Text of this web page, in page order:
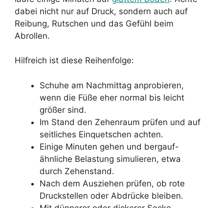
dabei nicht nur auf Druck, sondern auch auf
Reibung, Rutschen und das Gefühl beim
Abrollen.
Hilfreich ist diese Reihenfolge:
Schuhe am Nachmittag anprobieren,
wenn die Füße eher normal bis leicht
größer sind.
Im Stand den Zehenraum prüfen und auf
seitliches Einquetschen achten.
Einige Minuten gehen und bergauf-
ähnliche Belastung simulieren, etwa
durch Zehenstand.
Nach dem Ausziehen prüfen, ob rote
Druckstellen oder Abdrücke bleiben.